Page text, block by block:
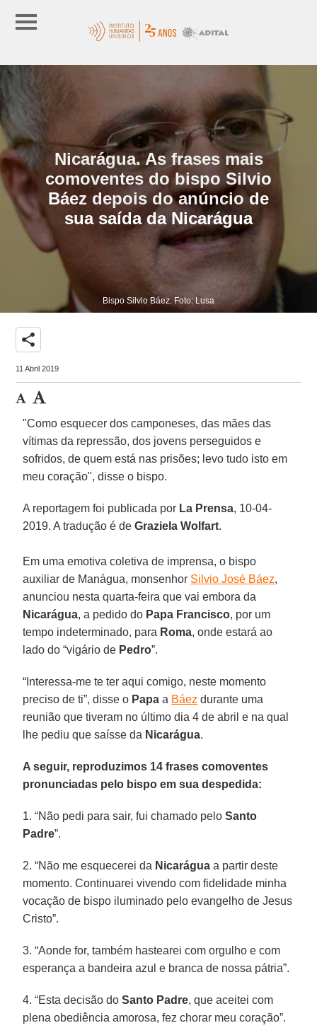
Nicarágua. As frases mais
comoventes do bispo Silvio
Báez depois do anúncio de
sua saída da Nicarágua
Bispo Silvio Báez. Foto: Lusa
share
11 Abril 2019
"Como esquecer dos camponeses, das mães das
vítimas da repressão, dos jovens perseguidos e
sofridos, de quem está nas prisões; levo tudo isto em
meu coração", disse o bispo.
A reportagem foi publicada por La Prensa, 10-04-
2019. A tradução é deGraziela Wolfart.
Em uma emotiva coletiva de imprensa, o bispo
auxiliar de Manágua, monsenhor Silvio José Báez,
anunciou nesta quarta-feira que vai embora da
Nicarágua, a pedido do Papa Francisco, por um
tempo indeterminado, para Roma, onde estará ao
lado do “vigário de Pedro”.
“Interessa-me te ter aqui comigo, neste momento
preciso de ti”, disse o Papa a Báez durante uma
reunião que tiveram no último dia 4 de abril e na qual
lhe pediu que saísse da Nicarágua.
A seguir, reproduzimos 14 frases comoventes
pronunciadas pelo bispo em sua despedida:
1. “Não pedi para sair, fui chamado pelo Santo
Padre”.
2. “Não me esquecerei da Nicarágua a partir deste
momento. Continuarei vivendo com fidelidade minha
vocação de bispo iluminado pelo evangelho de Jesus
Cristo”.
3. “Aonde for, também hastearei com orgulho e com
esperança a bandeira azul e branca de nossa pátria”.
4. “Esta decisão doSanto Padre, que aceitei com
plena obediência amorosa, fez chorar meu coração”.